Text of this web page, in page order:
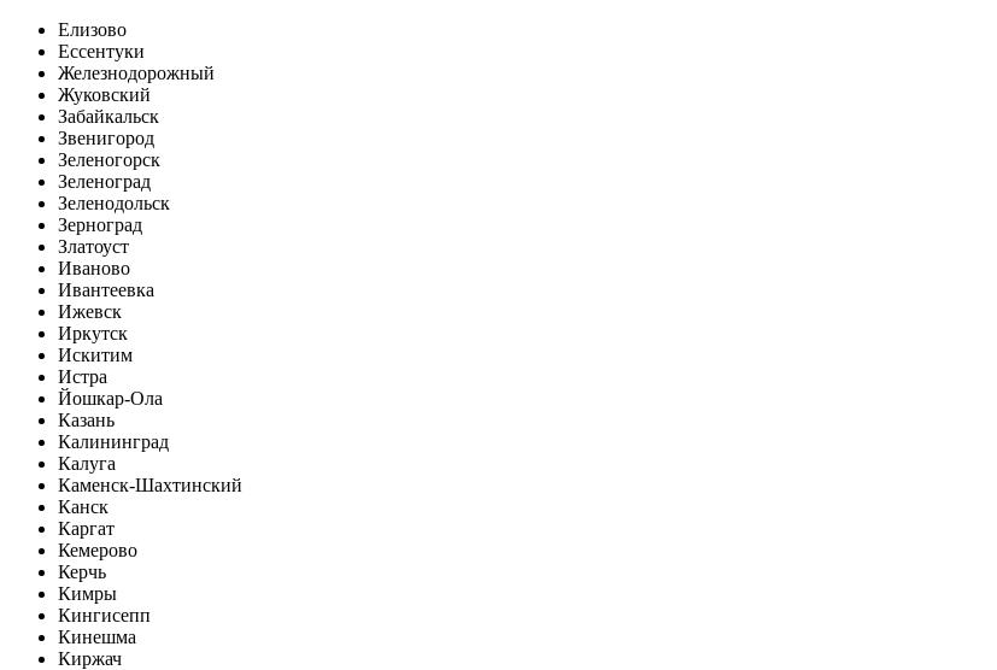
Елизово
Ессентуки
Железнодорожный
Жуковский
Забайкальск
Звенигород
Зеленогорск
Зеленоград
Зеленодольск
Зерноград
Златоуст
Иваново
Ивантеевка
Ижевск
Иркутск
Искитим
Истра
Йошкар-Ола
Казань
Калининград
Калуга
Каменск-Шахтинский
Канск
Каргат
Кемерово
Керчь
Кимры
Кингисепп
Кинешма
Киржач